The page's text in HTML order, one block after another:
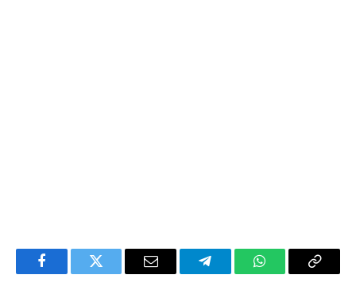
FacebookTwitter Email TelegramWhatsAppCopy